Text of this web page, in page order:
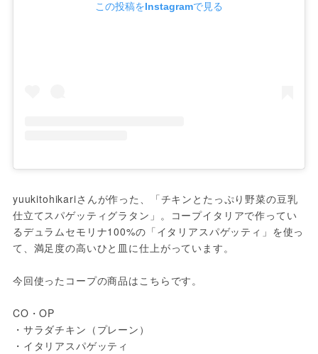
この投稿をInstagramで見る
yuukitohikariさんが作った、「チキンとたっぷり野菜の豆乳
仕立てスパゲッティグラタン」。コープイタリアで作ってい
るデュラムセモリナ100%の「イタリアスパゲッティ」を使っ
て、満足度の高いひと皿に仕上がっています。
今回使ったコープの商品はこちらです。
CO・OP
・サラダチキン（プレーン）
・イタリアスパゲッティ